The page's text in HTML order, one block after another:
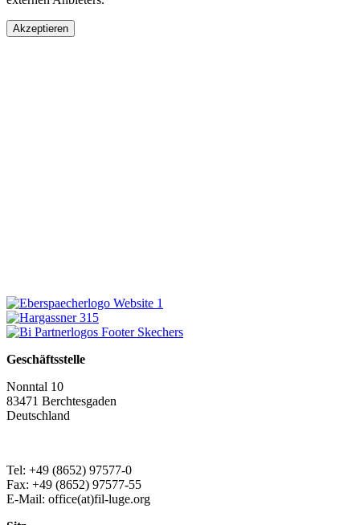
Akzeptieren
Geschäftsstelle
Nonntal 10
83471 Berchtesgaden
Deutschland
Tel: +49 (8652) 97577-0
Fax: +49 (8652) 97577-55
E-Mail: office(at)fil-luge.org